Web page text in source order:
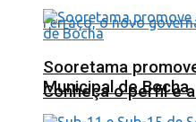
Conheça o perfil e
Sooretama
Municipal de Bocha